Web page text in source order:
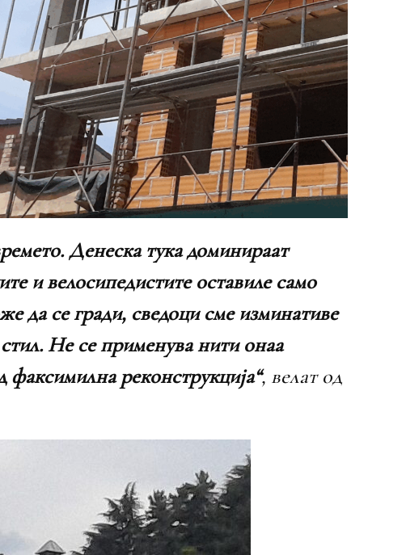
Денеска тука доминираат
и велосипедистите оставиле само
да се гради, сведоци сме изминативе
Не се применува нити онаа
реконструкција“, велат од